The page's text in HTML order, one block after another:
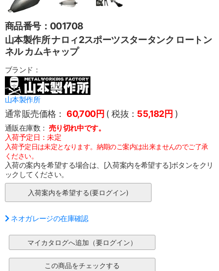
商品番号：001708
山本製作所 ナロィ2スポーツスタータンク ロートン
ネル カムキャップ
ブランド：
山本製作所
通常販売価格： 60,700円 ( 税抜： 55,182円 )
通販在庫数： 売り切れ中です。
入荷予定日：未定
入荷予定日は未定となります。納期のご案内は出来ませんのでご了承
ください。
入荷の案内を希望する場合は、[入荷案内を希望する]ボタンをクリ
ックしてください。
ネオガレージの在庫確認